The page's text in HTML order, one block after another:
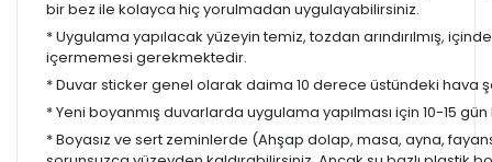
bir bez ile kolayca hiç yorulmadan uygulayabilirsiniz.
* Uygulama yapılacak yüzeyin temiz, tozdan arındırılmış,
içermemesi gerekmektedir.
* Duvar sticker genel olarak daima 10 derece üstündeki hava
* Yeni boyanmış duvarlarda uygulama yapılması için 10-15
* Boyasız ve sert zeminlerde (Ahşap dolap, masa, ayna,